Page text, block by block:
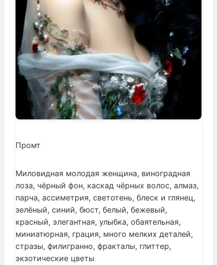
Промт
Миловидная молодая женщина, виноградная
лоза, чёрный фон, каскад чёрных волос, алмаз,
парча, ассиметрия, светотень, блеск и глянец,
зелёный, синий, бюст, белый, бежевый,
красный, элегантная, улыбка, обаятельная,
миниатюрная, грация, много мелких деталей,
стразы, филигранно, фракталы, глиттер,
экзотические цветы